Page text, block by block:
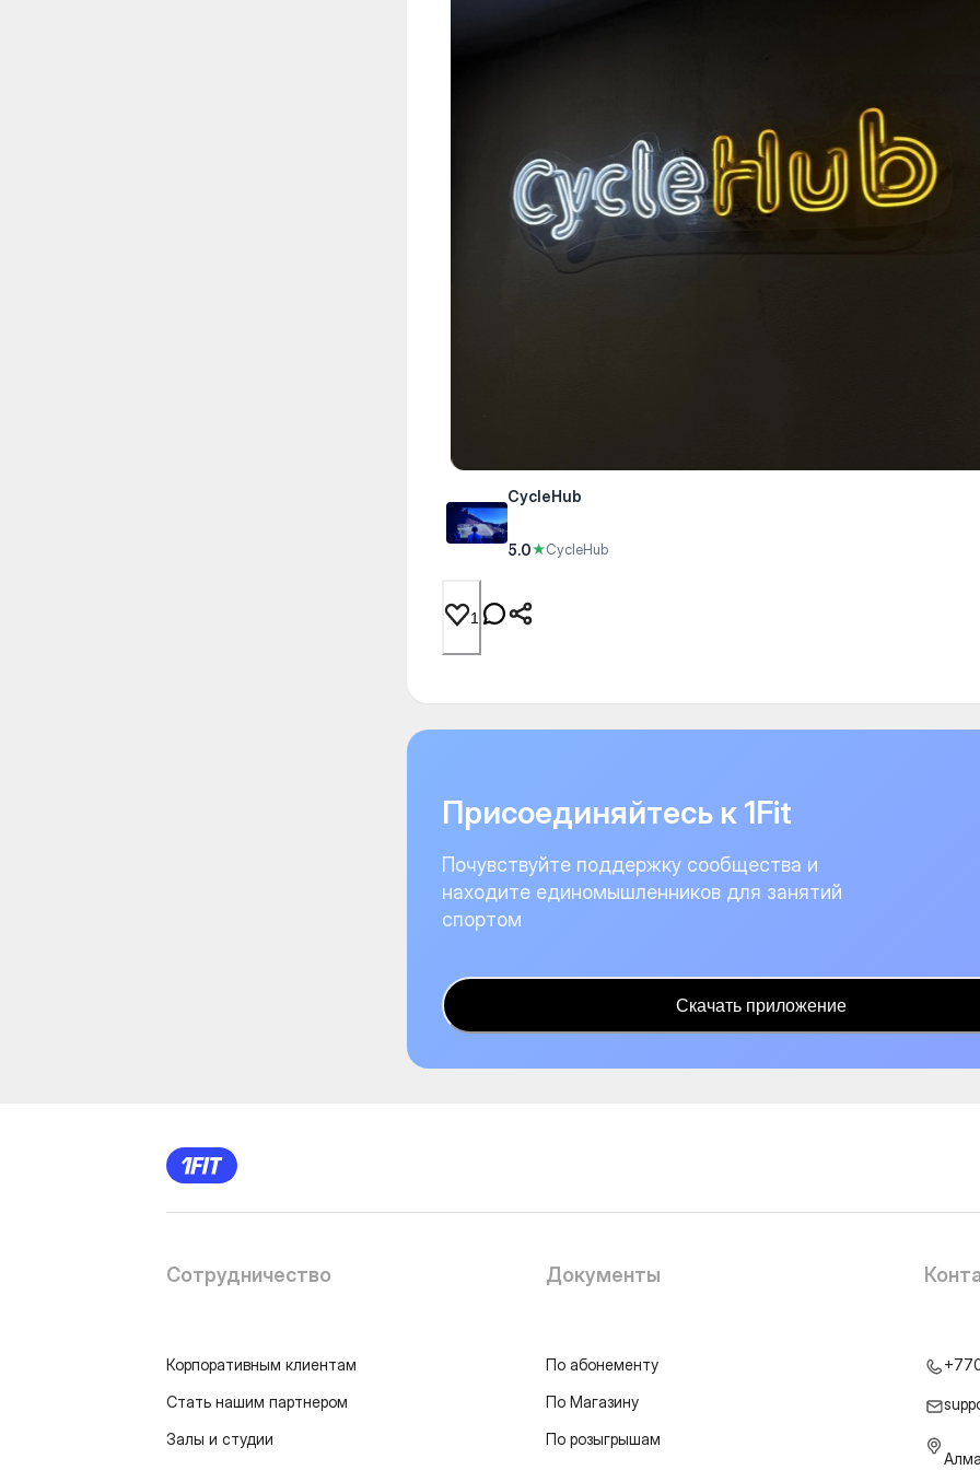
CycleHub
5.0★CycleHub
1
Присоединяйтесь к 1Fit
Почувствуйте поддержку сообщества и
находите единомышленников для занятий
спортом
Скачать приложение
Сотрудничество
Корпоративным клиентам
Стать нашим партнером
Залы и студии
Документы
По абонементу
По Магазину
По розыгрышам